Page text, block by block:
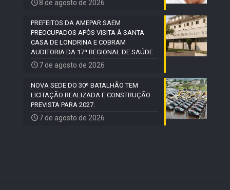
8 de agosto de 2026
PREFEITOS DA AMEPAR SAEM
PREOCUPADOS APÓS VISITA À SANTA
CASA DE LONDRINA E COBRAM
AUDITORIA DA 17ª REGIONAL DE SAÚDE.
7 de agosto de 2026
NOVA SEDE DO 30º BATALHÃO TEM
LICITAÇÃO REALIZADA E CONSTRUÇÃO
PREVISTA PARA 2027.
7 de agosto de 2026